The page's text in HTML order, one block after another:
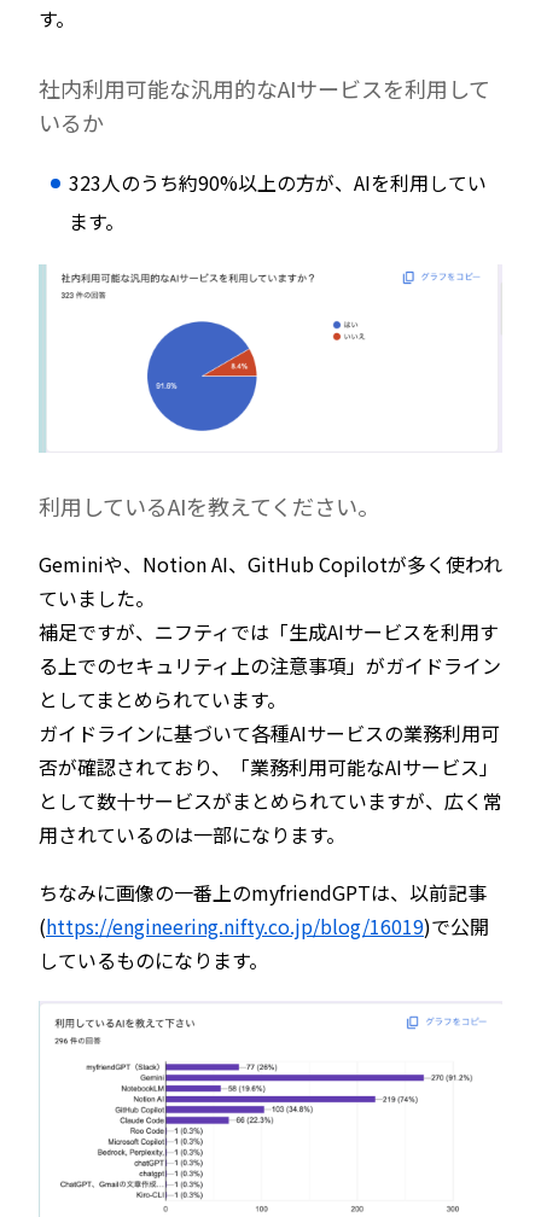
す。
社内利用可能な汎用的なAIサービスを利用して
いるか
323人のうち約90%以上の方が、AIを利用してい
ます。
利用しているAIを教えてください。
Geminiや、Notion AI、GitHub Copilotが多く使われ
ていました。
補足ですが、ニフティでは「生成AIサービスを利用す
る上でのセキュリティ上の注意事項」がガイドライン
としてまとめられています。
ガイドラインに基づいて各種AIサービスの業務利用可
否が確認されており、「業務利用可能なAIサービス」
として数十サービスがまとめられていますが、広く常
用されているのは一部になります。
ちなみに画像の一番上のmyfriendGPTは、以前記事
(https://engineering.nifty.co.jp/blog/16019)で公開
しているものになります。